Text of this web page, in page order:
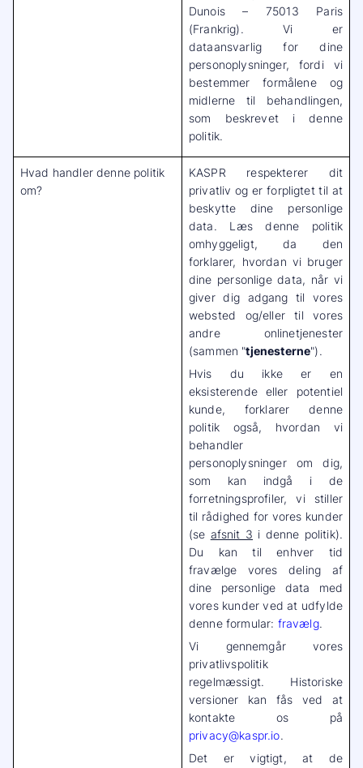
Dunois – 75013 Paris
(Frankrig). Vi er
dataansvarlig for dine
personoplysninger, fordi vi
bestemmer formålene og
midlerne til behandlingen,
som beskrevet i denne
politik.
Hvad handler denne politik
om?
KASPR respekterer dit
privatliv og er forpligtet til at
beskytte dine personlige
data. Læs denne politik
omhyggeligt, da den
forklarer, hvordan vi bruger
dine personlige data, når vi
giver dig adgang til vores
websted og/eller til vores
andre onlinetjenester
(sammen "tjenesterne").
Hvis du ikke er en
eksisterende eller potentiel
kunde, forklarer denne
politik også, hvordan vi
behandler
personoplysninger om dig,
som kan indgå i de
forretningsprofiler, vi stiller
til rådighed for vores kunder
(se afsnit 3 i denne politik).
Du kan til enhver tid
fravælge vores deling af
dine personlige data med
vores kunder ved at udfylde
denne formular: fravælg.
Vi gennemgår vores
privatlivspolitik
regelmæssigt. Historiske
versioner kan fås ved at
kontakte os på
privacy@kaspr.io.
Det er vigtigt, at de